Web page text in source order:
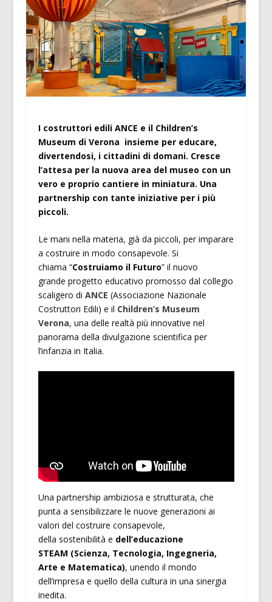
I costruttori edili ANCE e il Children’s
Museum di Verona insieme per educare,
divertendosi, i cittadini di domani. Cresce
l’attesa per la nuova area del museo con un
vero e proprio cantiere in miniatura. Una
partnership con tante iniziative per i più
piccoli.
Le mani nella materia, già da piccoli, per imparare
a costruire in modo consapevole. Si
chiama “Costruiamo il Futuro” il nuovo
grande progetto educativo promosso dal collegio
scaligero di ANCE (Associazione Nazionale
Costruttori Edili) e il Children’s Museum
Verona, una delle realtà più innovative nel
panorama della divulgazione scientifica per
l’infanzia in Italia.
Una partnership ambiziosa e strutturata, che
punta a sensibilizzare le nuove generazioni ai
valori del costruire consapevole,
della sostenibilità e dell’educazione
STEAM (Scienza, Tecnologia, Ingegneria,
Arte e Matematica), unendo il mondo
dell’impresa e quello della cultura in una sinergia
inedita.